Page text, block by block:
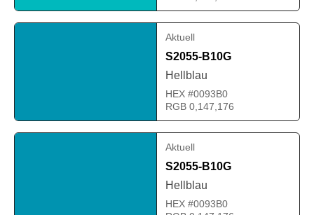
Aktuell
S2055-B10G
Hellblau
HEX #0093B0
RGB 0,147,176
Aktuell
S2055-B10G
Hellblau
HEX #0093B0